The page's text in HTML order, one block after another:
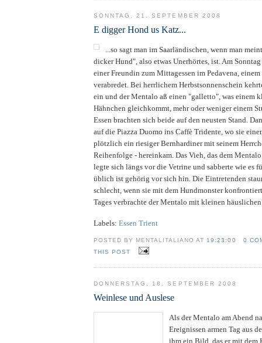
SONNTAG, 21. SEPTEMBER 2008
E digger Hond us Katz...
...so sagt man im Saarländischen, wenn man
dicker Hund", also etwas Unerhörtes, ist. Am
einer Freundin zum Mittagessen im Pedavena,
verabredet. Bei herrlichem Herbstsonnenschein
ein und der Mentalo aß einen "galletto", was einem
Hähnchen gleichkommt, mehr oder weniger einem
Essen brachten sich beide auf den neusten Stand.
auf die Piazza Duomo ins Caffè Tridente, wo sie
plötzlich ein riesiger Bernhardiner mit seinem
Reihenfolge - hereinkam. Das Vieh, das dem
legte sich längs vor die Vetrine und sabberte wie es
üblich ist gehörig vor sich hin. Die Eintretenden
schlecht, wenn sie mit dem Hundmonster
Tages verbrachte der Mentalo mit kleinen
Labels: Essen Trient
POSTED BY MENTALITALIANO AT 19:23:00
0
THIS POST
DONNERSTAG, 18. SEPTEMBER 2008
Weinlese und Auslese
Als der Mentalo am Abend
Ereignissen armen Tag aus
ihm ein Bild, das er mit dem